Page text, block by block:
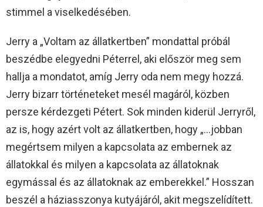
stimmel a viselkedésében.
Jerry a „Voltam az állatkertben” mondattal próbál
beszédbe elegyedni Péterrel, aki először meg sem
hallja a mondatot, amíg Jerry oda nem megy hozzá.
Jerry bizarr történeteket mesél magáról, közben
persze kérdezgeti Pétert. Sok minden kiderül Jerryről,
az is, hogy azért volt az állatkertben, hogy „…jobban
megértsem milyen a kapcsolata az embernek az
állatokkal és milyen a kapcsolata az állatoknak
egymással és az állatoknak az emberekkel.” Hosszan
beszél a háziasszonya kutyájáról, akit megszelídített.